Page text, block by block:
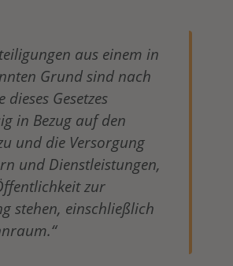
aus einem in
Grund sind nach
dieses Gesetzes
in Bezug auf den
und die Versorgung
und Dienstleistungen,
zur
stehen, einschließlich